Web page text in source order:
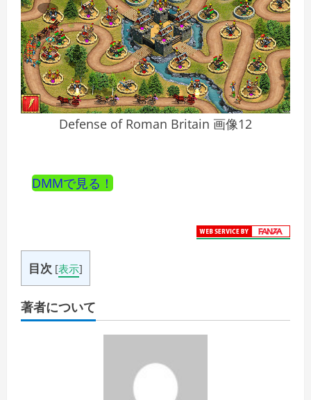
Defense of Roman Britain 画像12
DMMで見る！
目次 [表示]
著者について